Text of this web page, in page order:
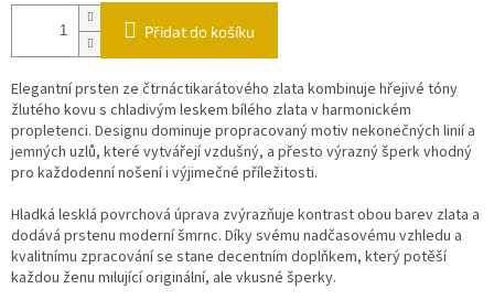
Přidat do košíku
Elegantní prsten ze čtrnáctikarátového zlata kombinuje hřejivé tóny
žlutého kovu s chladivým leskem bílého zlata v harmonickém
propletenci. Designu dominuje propracovaný motiv nekonečných linií a
jemných uzlů, které vytvářejí vzdušný, a přesto výrazný šperk vhodný
pro každodenní nošení i výjimečné příležitosti.
Hladká lesklá povrchová úprava zvýrazňuje kontrast obou barev zlata a
dodává prstenu moderní šmrnc. Díky svému nadčasovému vzhledu a
kvalitnímu zpracování se stane decentním doplňkem, který potěší
každou ženu milující originální, ale vkusné šperky.